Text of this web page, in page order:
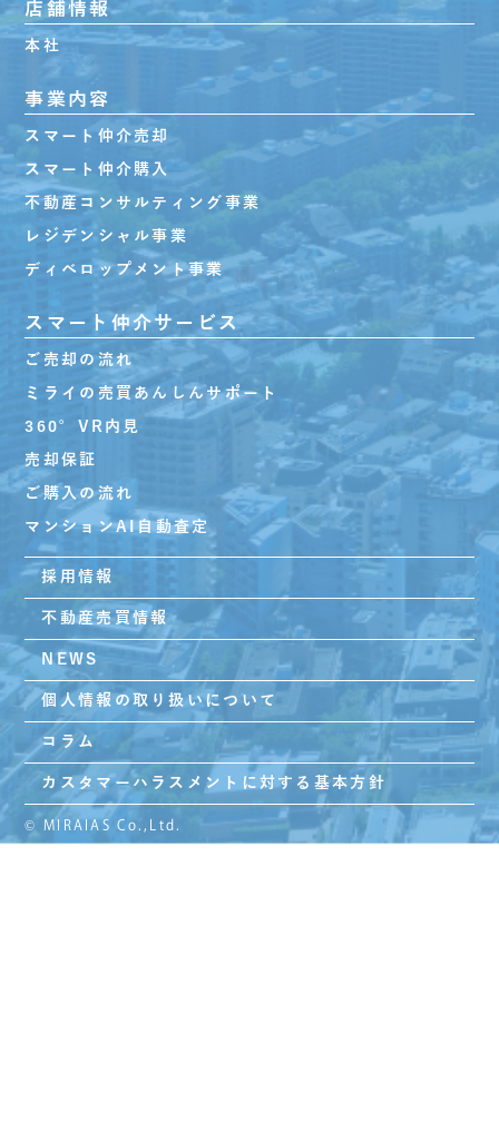
店舗情報
本社
事業内容
スマート仲介売却
スマート仲介購入
不動産コンサルティング事業
レジデンシャル事業
ディベロップメント事業
スマート仲介サービス
ご売却の流れ
ミライの売買あんしんサポート
360°VR内見
売却保証
ご購入の流れ
マンションAI自動査定
採用情報
不動産売買情報
NEWS
個人情報の取り扱いについて
コラム
カスタマーハラスメントに対する基本方針
© MIRAIAS Co.,Ltd.